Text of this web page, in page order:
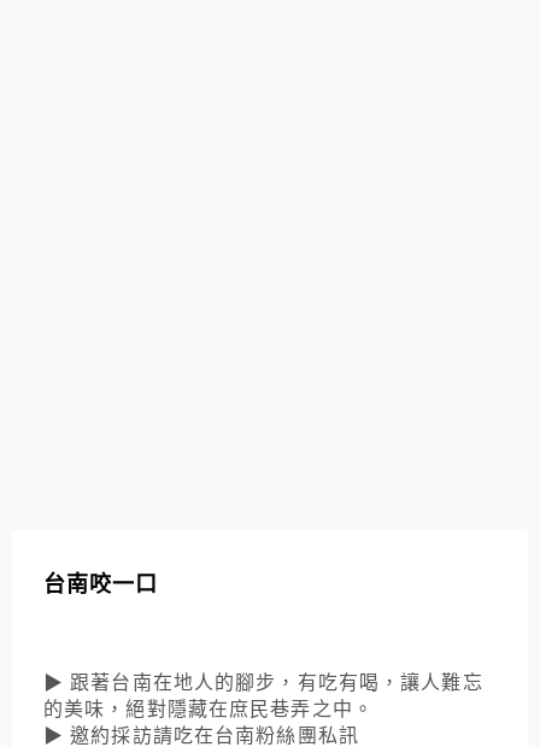
台南咬一口
▶ 跟著台南在地人的腳步，有吃有喝，讓人難忘
的美味，絕對隱藏在庶民巷弄之中。
▶ 邀約採訪請吃在台南粉絲團私訊